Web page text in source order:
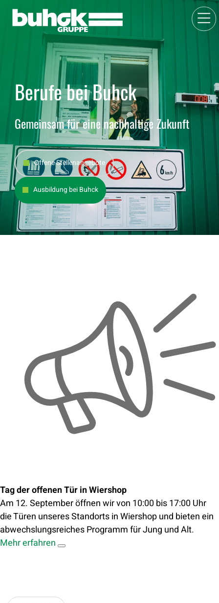
Berufe bei Buhck
Gemeinsam für eine nachhaltige Zukunft
Offene Stellenangebote
Ausbildung bei Buhck
Tag der offenen Tür in Wiershop
Am 12. September öffnen wir von 10:00 bis 17:00 Uhr
die Türen unseres Standorts in Wiershop und bieten ein
abwechslungsreiches Programm für Jung und Alt.
Mehr erfahren